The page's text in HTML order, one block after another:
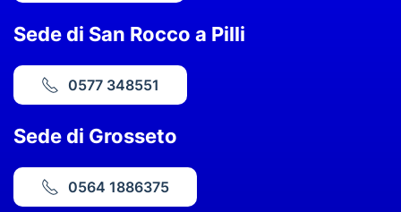
Sede di San Rocco a Pilli
0577 348551
Sede di Grosseto
0564 1886375